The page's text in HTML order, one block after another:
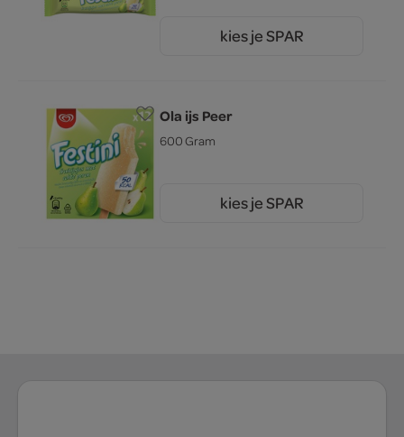
kies je SPAR
Ola ijs Peer
600 Gram
kies je SPAR